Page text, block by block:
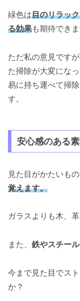
緑色は目のリラッ
る効果も期待できま
ただ私の意見です
た掃除が大変にな
易に持ち運べて掃
す。
安心感のある
見た目がかたいも
覚えます。
ガラスよりも木、革
また、 鉄やスチール
今まで見た目でス
か？